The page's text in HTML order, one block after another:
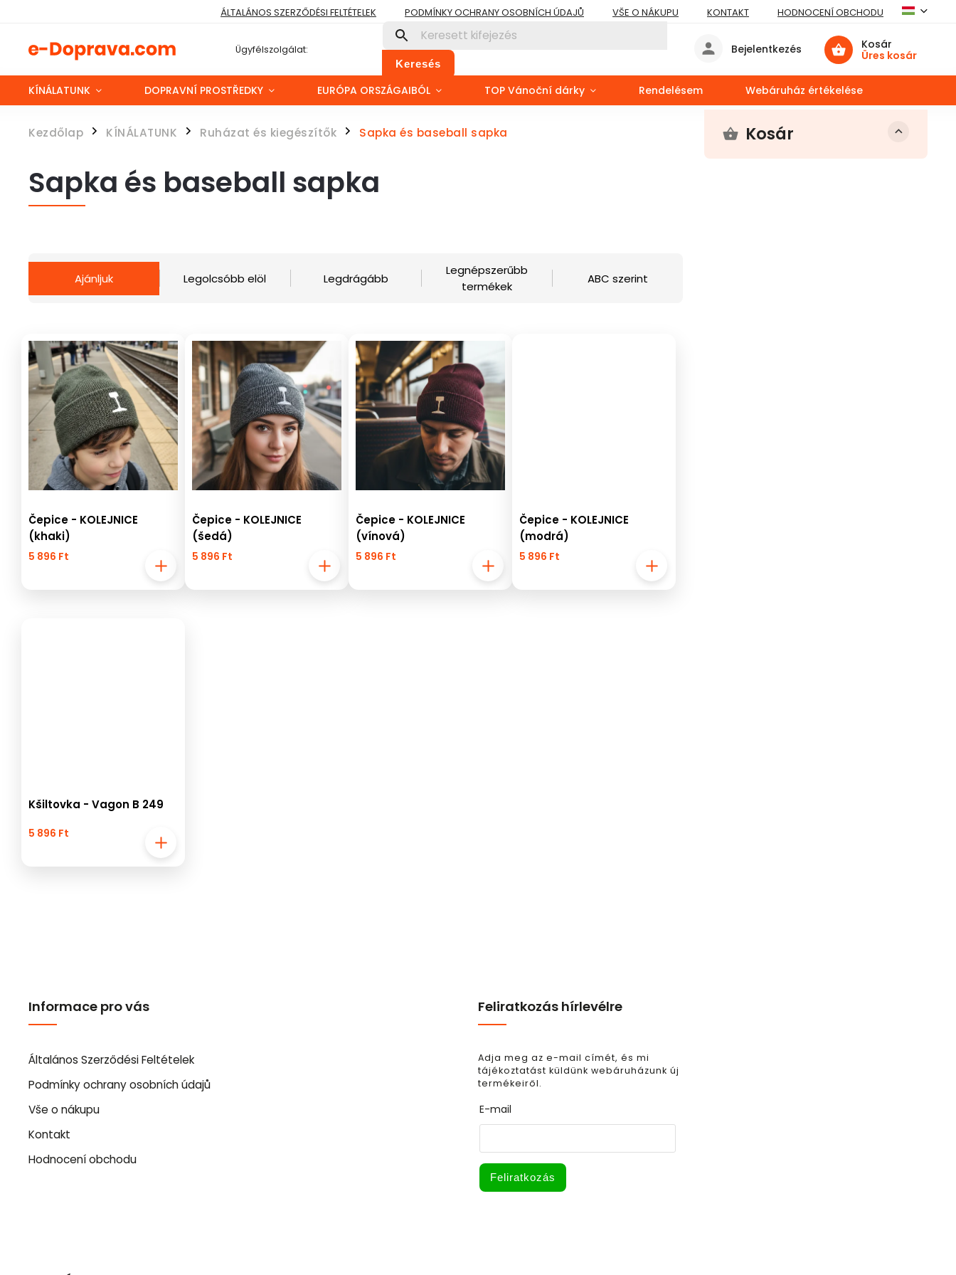
ÁLTALÁNOS SZERZŐDÉSI FELTÉTELEK PODMÍNKY OCHRANY OSOBNÍCH ÚDAJŮ VŠE O NÁKUPU KONTAKT HODNOCENÍ OBCHODU
Ügyfélszolgálat:
Keresés
Kosár
Üres kosár
Bejelentkezés
KÍNÁLATUNK DOPRAVNÍ PROSTŘEDKY EURÓPA ORSZÁGAIBÓL TOP Vánoční dárky Rendelésem Webáruház értékelése
Kezdőlap / KÍNÁLATUNK / Ruházat és kiegészítők / Sapka és baseball sapka Kosár
Sapka és baseball sapka
Ajánljuk Legolcsóbb elöl Legdrágább
Legnépszerűbb
termékek
ABC szerint
Čepice - KOLEJNICE
(khaki)
5 896 Ft
Čepice - KOLEJNICE
(šedá)
5 896 Ft
Čepice - KOLEJNICE
(vínová)
5 896 Ft
Čepice - KOLEJNICE
(modrá)
5 896 Ft
Kšiltovka - Vagon B 249
5 896 Ft
Informace pro vás
Általános Szerződési Feltételek
Podmínky ochrany osobních údajů
Vše o nákupu
Kontakt
Hodnocení obchodu
Feliratkozás hírlevélre
Adja meg az e-mail címét, és mi
tájékoztatást küldünk webáruházunk új
termékeiről.
E-mail
Feliratkozás